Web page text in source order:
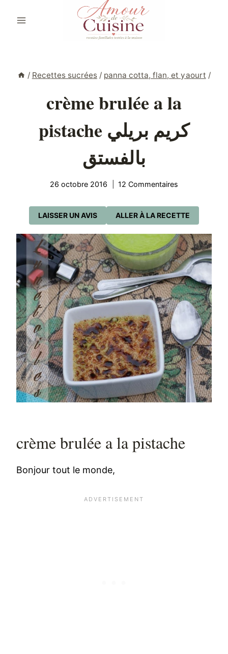
/ Recettes sucrées / panna cotta, flan, et yaourt /
crème brulée a la
pistache كريم بريلي
بالفستق
26 octobre 2016 12 Commentaires
ALLER À LA RECETTE
LAISSER UN AVIS
crème brulée a la pistache
Bonjour tout le monde,